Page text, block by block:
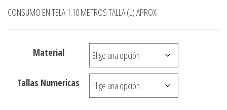
hasta
CONSUMO EN TELA 1.10 METROS TALLA (L) APROX.
Material
Tallas Numericas